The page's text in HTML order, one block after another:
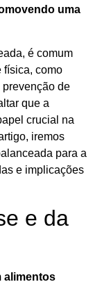
uma
é comum
física, como
de
que a
crucial na
iremos
para a
e implicações
e da
alimentos